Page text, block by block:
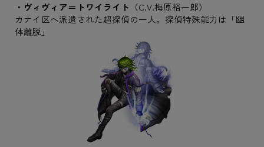
・ヴィヴィア＝トワイライト （C.V.梅原裕一郎）
カナイ区へ派遣された超探偵の一人。探偵特殊能力は「幽
体離脱」